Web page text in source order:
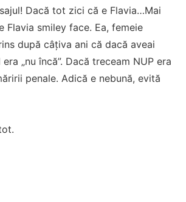
Dacă tot zici că e Flavia…Mai
Flavia smiley face. Ea, femeie
după câțiva ani că dacă aveai
„nu încă”. Dacă treceam NUP era
penale. Adică e nebună, evită